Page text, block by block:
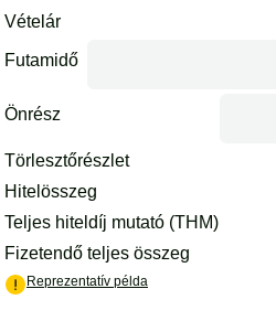
Az oldal betöltődött.
Vételár
Futamidő
Önrész
A futamidő vagy az önrész
Törlesztőrészlet
Hitelösszeg
Teljes hiteldíj mutató (THM)
Fizetendő teljes összeg
Reprezentatív példa